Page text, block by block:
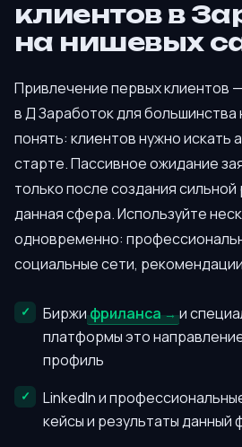
клиентов в
на нишевых
Привлечение первых клиентов
в Д Заработок для большинства
понять: клиентов нужно искать
старте. Пассивное ожидание
только после создания
данная сфера. Используйте
одновременно:
социальные сети,
Биржифриланса
и
платформы это
профиль
LinkedIn и
кейсы и результаты данный